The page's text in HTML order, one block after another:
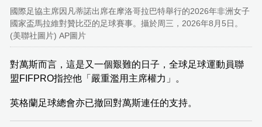
國際足協主席因凡蒂諾出席在摩洛哥拉巴特舉行的2026年非洲女子
國家盃馬拉維對贊比亞的足球賽事。攝於周三，2026年8月5日。
(美聯社圖片) AP圖片
對萬斯而言，這是又一個艱難的日子，全球足球運動員聯
盟FIFPRO指控他「嚴重濫用主席權力」。
英格蘭足球總會亦已撤回對萬斯連任的支持。